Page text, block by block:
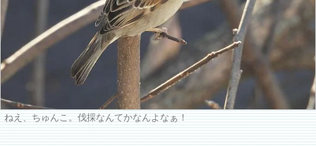
ねえ、ちゅんこ。伐採なんてかなんよなぁ！